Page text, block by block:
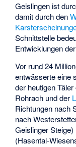
Geislingen ist
damit durch den
Schnittstelle
Entwicklungen
Vor rund 24
entwässerte eine
der heutigen Täler
Rohrach und der
Richtungen nach
nach
Geislinger
(Hasental-